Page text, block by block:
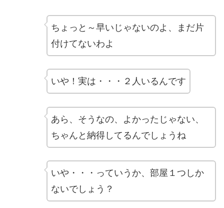
ちょっと～早いじゃないのよ、まだ片
付けてないわよ
いや！実は・・・２人いるんです
あら、そうなの、よかったじゃない、
ちゃんと納得してるんでしょうね
いや・・・っていうか、部屋１つしか
ないでしょう？